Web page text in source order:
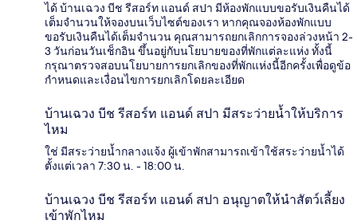
ได้ บ้านเฉวง บีช รีสอร์ท แอนด์ สปา มีห้องพักแบบขอรับเงินคืนได้
เต็มจำนวนให้จองบนเว็บไซต์ของเรา หากคุณจองห้องพักแบบ
ขอรับเงินคืนได้เต็มจำนวน คุณสามารถยกเลิกการจองล่วงหน้า 2-
3 วันก่อนวันเช็กอิน ขึ้นอยู่กับนโยบายของที่พักแต่ละแห่ง ทั้งนี้
กรุณาตรวจสอบนโยบายการยกเลิกของที่พักแห่งนี้อีกครั้งเพื่อดูข้อ
กำหนดและเงื่อนไขการยกเลิกโดยละเอียด
บ้านเฉวง บีช รีสอร์ท แอนด์ สปา มีสระว่ายน้ำให้บริการ
ไหม
ใช่ มีสระว่ายน้ำกลางแจ้ง ผู้เข้าพักสามารถเข้าใช้สระว่ายน้ำได้
ตั้งแต่เวลา 7:30 น. - 18:00 น.
บ้านเฉวง บีช รีสอร์ท แอนด์ สปา อนุญาตให้นำสัตว์เลี้ยง
เข้าพักไหม